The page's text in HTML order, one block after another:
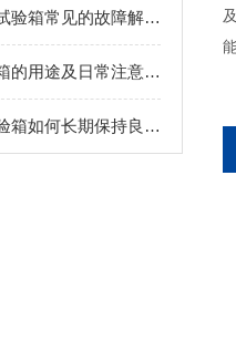
紫外灯光老化试验箱常见的故障解决方法介绍
紫外老化试验箱的用途及日常注意事项
紫外线老化试验箱如何长期保持良好的状态